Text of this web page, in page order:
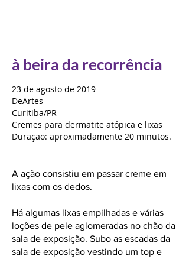
à beira da recorrência
23 de agosto de 2019
DeArtes
Curitiba/PR
Cremes para dermatite atópica e lixas
Duração: aproximadamente 20 minutos.
A ação consistiu em passar creme em
lixas com os dedos.
Há algumas lixas empilhadas e várias
loções de pele aglomeradas no chão da
sala de exposição. Subo as escadas da
sala de exposição vestindo um top e